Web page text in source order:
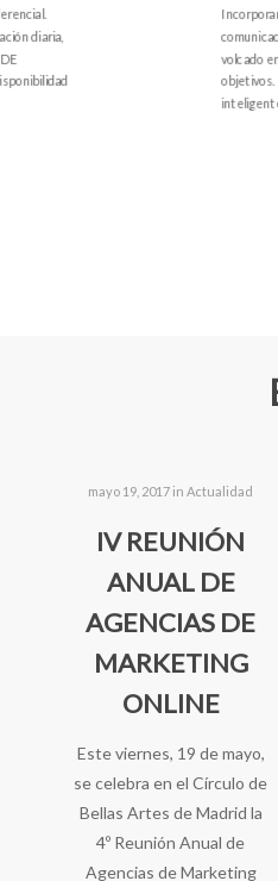
diaria,
volcado
objetivos.
mayo 19, 2017 in Actualidad
IV REUNIÓN
ANUAL DE
AGENCIAS DE
MARKETING
ONLINE
Este viernes, 19 de mayo,
se celebra en el Círculo de
Bellas Artes de Madrid la
4º Reunión Anual de
Agencias de Marketing
que necesitas